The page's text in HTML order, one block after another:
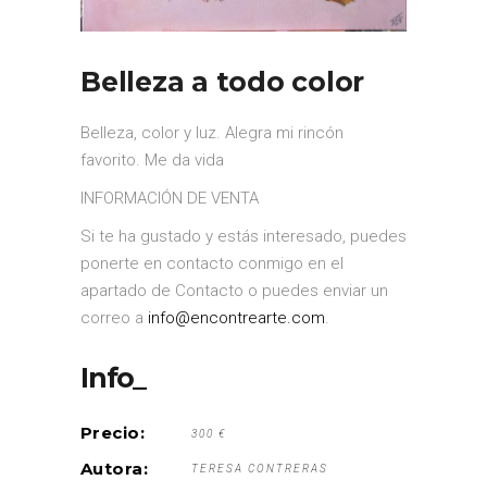
Belleza a todo color
Belleza, color y luz. Alegra mi rincón
favorito. Me da vida
INFORMACIÓN DE VENTA
Si te ha gustado y estás interesado, puedes
ponerte en contacto conmigo en el
apartado de Contacto o puedes enviar un
correo a info@encontrearte.com.
Info_
Precio: 300 €
Autora: TERESA CONTRERAS